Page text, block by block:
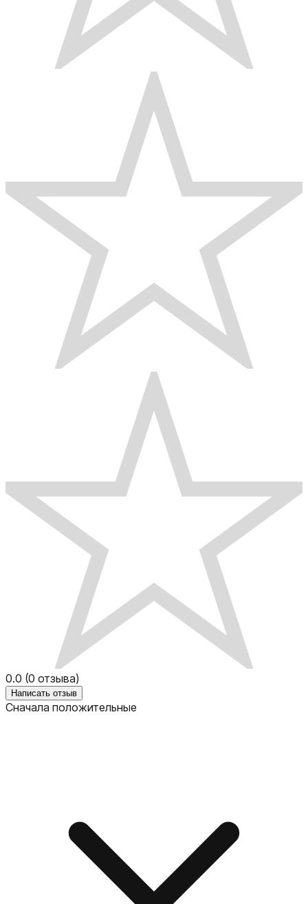
0.0 (0 отзыва)
Написать отзыв
Сначала положительные